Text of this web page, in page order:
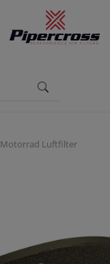
Motorrad Luftfilter